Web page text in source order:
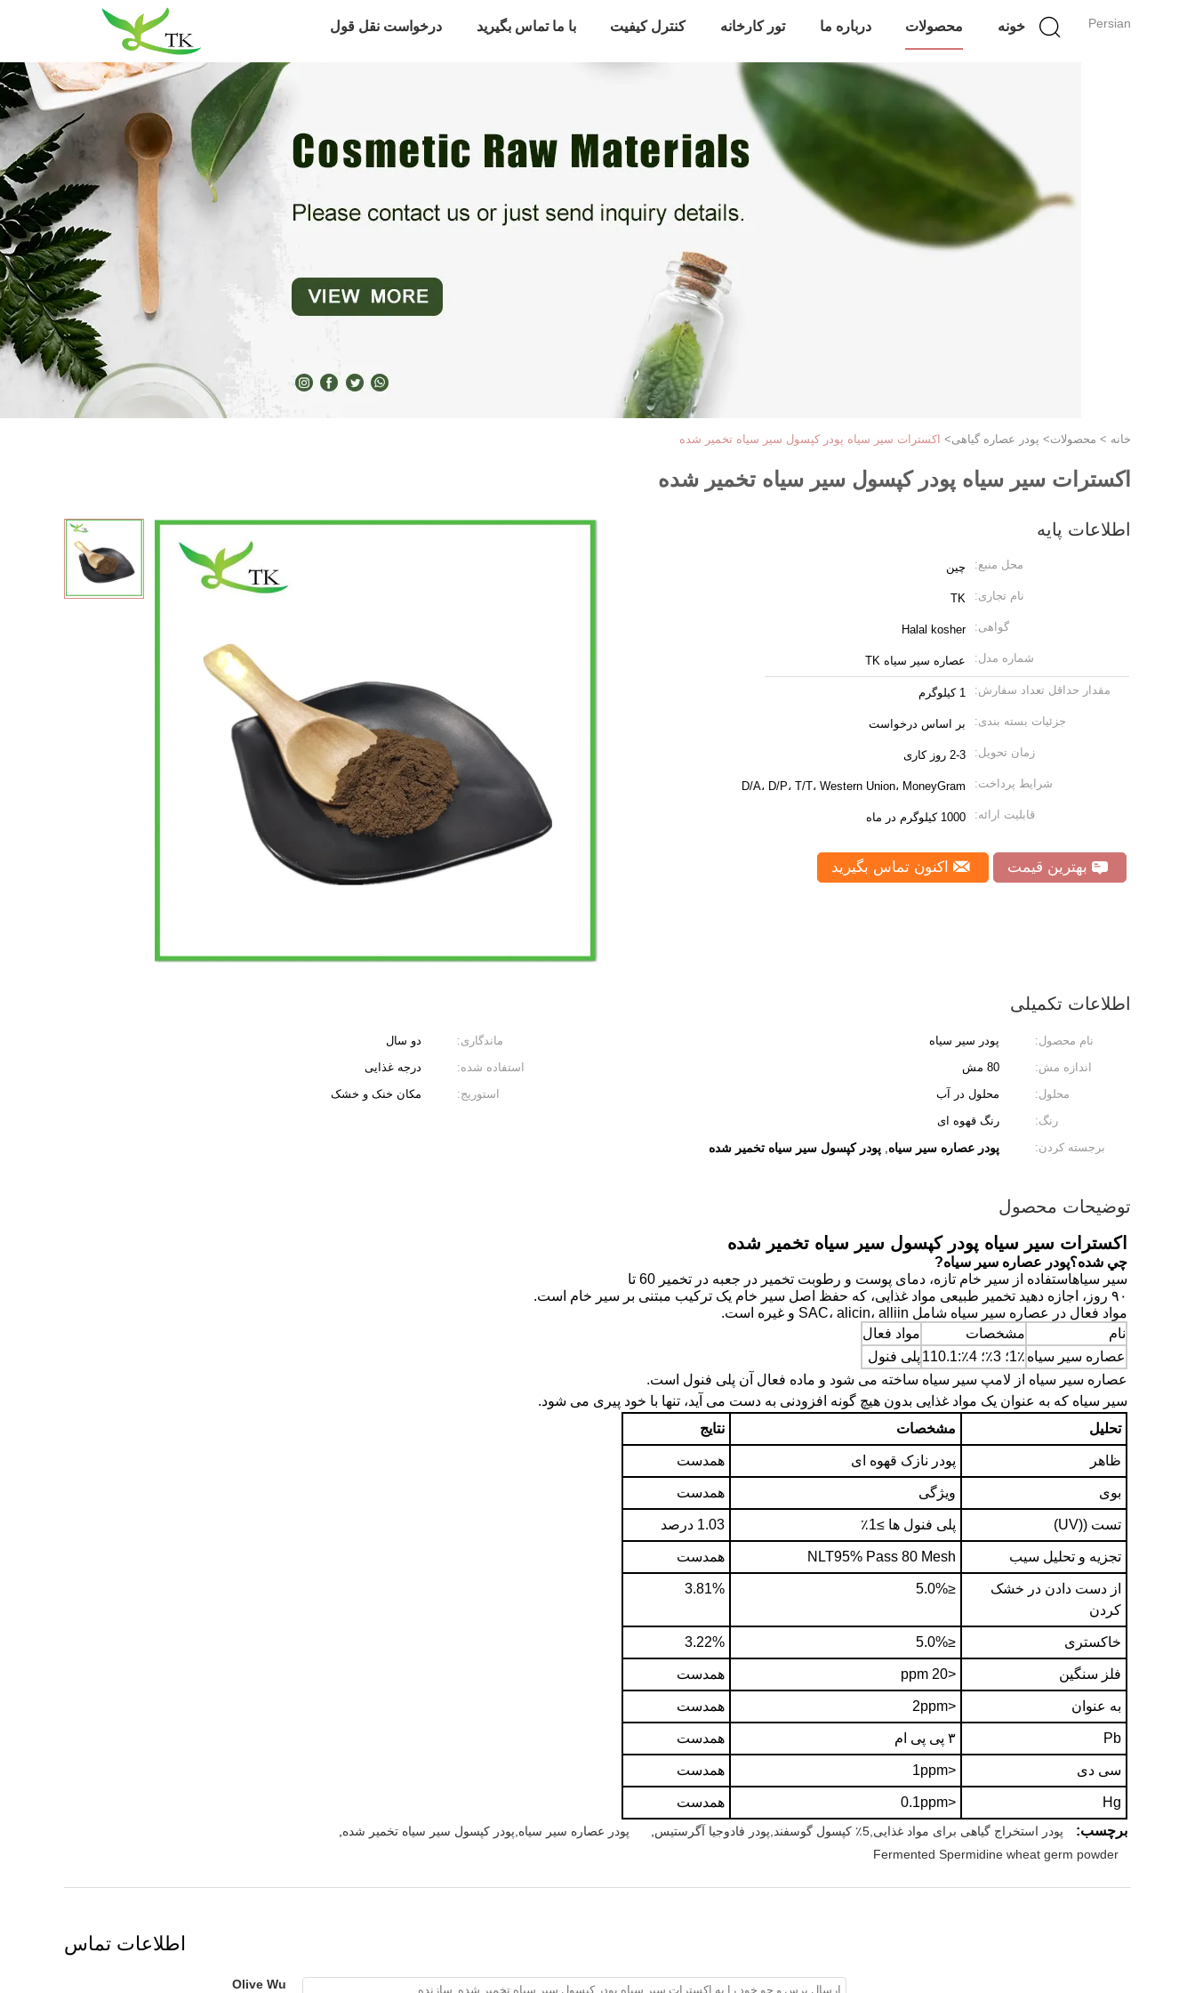
Persian خونه محصولات درباره ما تور کارخانه کنترل کیفیت با ما تماس بگیرید درخواست نقل قول
خانه > محصولات> پودر عصاره گیاهی> اکسترات سیر سیاه پودر کپسول سیر سیاه تخمیر شده
اکسترات سیر سیاه پودر کپسول سیر سیاه تخمیر شده
اطلاعات پایه
محل منبع: چین
نام تجاری: TK
گواهی: Halal kosher
شماره مدل: عصاره سیر سیاه TK
مقدار حداقل تعداد سفارش: 1 کیلوگرم
جزئیات بسته بندی: بر اساس درخواست
زمان تحویل: 2-3 روز کاری
شرایط پرداخت: D/A، D/P، T/T، Western Union، MoneyGram
قابلیت ارائه: 1000 کیلوگرم در ماه
بهترین قیمت اکنون تماس بگیرید
اطلاعات تکمیلی
نام محصول: پودر سیر سیاه ماندگاری:
دو سال
اندازه مش:
80 مش استفاده شده:
درجه غذایی
محلول:
محلول در آب استوریج:
مکان خنک و خشک
رنگ:
رنگ قهوه ای
برجسته کردن:
پودر عصاره سیر سیاه, پودر کپسول سیر سیاه تخمیر شده
توضیحات محصول
اکسترات سیر سیاه پودر کپسول سیر سیاه تخمیر شده
چي شده؟پودر عصاره سیر سیاه?
سیر سیاهاستفاده از سیر خام تازه، دمای پوست و رطوبت تخمیر در جعبه در تخمیر 60 تا
۹۰ روز، اجازه دهید تخمیر طبیعی مواد غذایی، که حفظ اصل سیر خام یک ترکیب مبتنی بر سیر خام است.
مواد فعال در عصاره سیر سیاه شامل SAC، alicin، alliin و غیره است.
نام
مشخصات
مواد فعال
عصاره سیر سیاه 1٪؛ 3٪؛ 4٪:110.1
پلی فنول
عصاره سیر سیاه از لامپ سیر سیاه ساخته می شود و ماده فعال آن پلی فنول است.
سیر سیاه که به عنوان یک مواد غذایی بدون هیچ گونه افزودنی به دست می آید، تنها با خود پیری می شود.
تحلیل
مشخصات نتایج
ظاهر پودر نازک قهوه ای همدست
بوی ویژگی همدست
تست ((UV) پلی فنول ها ≥1٪ 1.03 درصد
تجزیه و تحلیل سیب NLT95% Pass 80 Mesh همدست
از دست دادن در خشک
کردن
≤5.0%
3.81%
خاکستری ≤5.0%
3.22%
فلز سنگین <20 ppm همدست
به عنوان <2ppm همدست
Pb ۳ پی پی ام همدست
سی دی <1ppm همدست
Hg
<0.1ppm
همدست
برچسب:
پودر استخراج گیاهی برای مواد غذایی,5٪ کپسول گوسفند,پودر فادوجیا آگرستیس پودر عصاره سیر سیاه,پودر کپسول سیر سیاه تخمیر شده
Fermented Spermidine wheat germ powder
اطلاعات تماس
Olive Wu